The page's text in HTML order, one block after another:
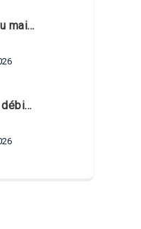
acompanhar
de legística formal